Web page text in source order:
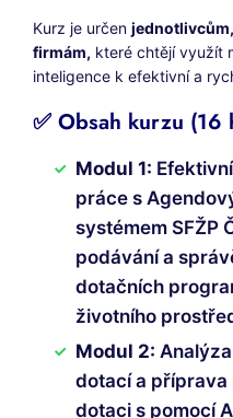
Kurz je určen
firmám, které chtějí využít
inteligence k efektivní a
✅ Obsah kurzu (16
Modul 1:
práce s
systémem SFŽP
podávání a
dotačních
životního
Modul 2:
dotací a
dotaci s pomocí